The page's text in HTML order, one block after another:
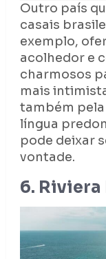
Outro país
casais
exemplo,
acolhedor e
charmosos
mais
também
língua
pode deixar
vontade.
6. Riviera